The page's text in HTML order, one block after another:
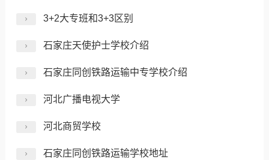
3+2大专班和3+3区别
石家庄天使护士学校介绍
石家庄同创铁路运输中专学校介绍
河北广播电视大学
河北商贸学校
石家庄同创铁路运输学校地址